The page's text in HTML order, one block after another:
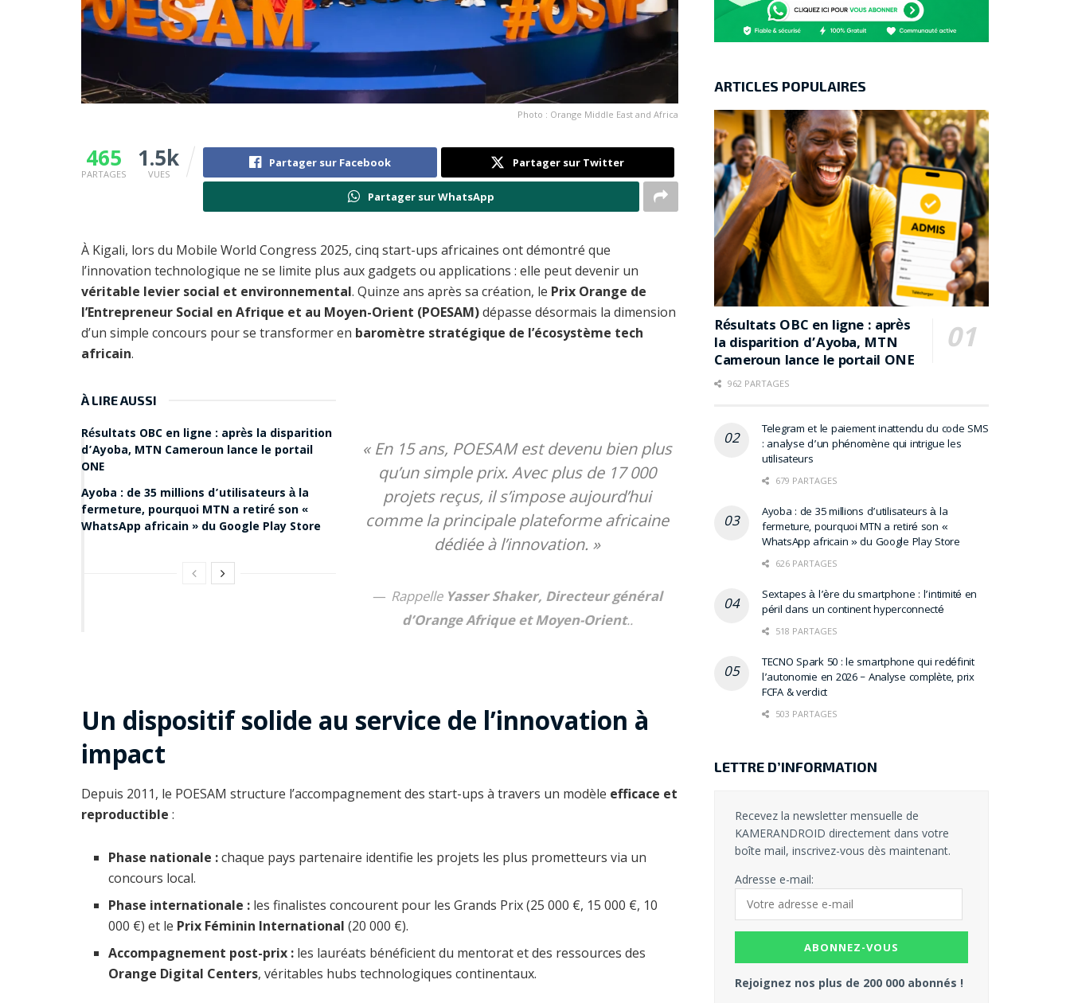
Photo : Orange Middle East and Africa
465
PARTAGES
1.5k
VUES
Partager sur Facebook Partager sur Twitter
Partager sur WhatsApp
À Kigali, lors du Mobile World Congress 2025, cinq start-ups africaines ont démontré que
l’innovation technologique ne se limite plus aux gadgets ou applications : elle peut devenir un
véritable levier social et environnemental. Quinze ans après sa création, le Prix Orange de
l’Entrepreneur Social en Afrique et au Moyen-Orient (POESAM)dépasse désormais la dimension
d’un simple concours pour se transformer en baromètre stratégique de l’écosystème tech
africain.
À LIRE AUSSI
Résultats OBC en ligne : après la disparition
d’Ayoba, MTN Cameroun lance le portail
ONE
Ayoba : de 35 millions d’utilisateurs à la
fermeture, pourquoi MTN a retiré son «
WhatsApp africain » du Google Play Store
« En 15 ans, POESAM est devenu bien plus
qu’un simple prix. Avec plus de 17 000
projets reçus, il s’impose aujourd’hui
comme la principale plateforme africaine
dédiée à l’innovation. »
Rappelle Yasser Shaker, Directeur général
d’Orange Afrique et Moyen-Orient..
Un dispositif solide au service de l’innovation à
impact
Depuis 2011, le POESAM structure l’accompagnement des start-ups à travers un modèle efficace et
reproductible :
Phase nationale :chaque pays partenaire identifie les projets les plus prometteurs via un
concours local.
Phase internationale : les finalistes concourent pour les Grands Prix (25 000 €, 15 000 €, 10
000 €) et le Prix Féminin International (20 000 €).
Accompagnement post-prix : les lauréats bénéficient du mentorat et des ressources des
Orange Digital Centers, véritables hubs technologiques continentaux.
ARTICLES POPULAIRES
Résultats OBC en ligne : après
la disparition d’Ayoba, MTN
Cameroun lance le portail ONE
962 PARTAGES
Telegram et le paiement inattendu du code SMS
: analyse d’un phénomène qui intrigue les
utilisateurs
679 PARTAGES
Ayoba : de 35 millions d’utilisateurs à la
fermeture, pourquoi MTN a retiré son «
WhatsApp africain » du Google Play Store
626 PARTAGES
Sextapes à l’ère du smartphone : l’intimité en
péril dans un continent hyperconnecté
518 PARTAGES
TECNO Spark 50 : le smartphone qui redéfinit
l’autonomie en 2026 – Analyse complète, prix
FCFA & verdict
503 PARTAGES
LETTRE D’INFORMATION
Recevez la newsletter mensuelle de
KAMERANDROID directement dans votre
boîte mail, inscrivez-vous dès maintenant.
Adresse e-mail:
Rejoignez nos plus de 200 000 abonnés !